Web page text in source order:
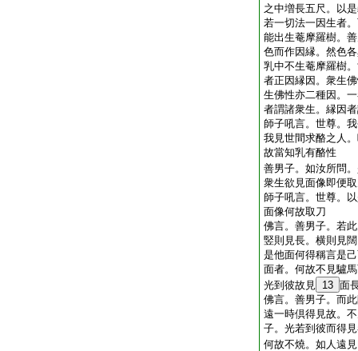
之中増長五尺。以
若一切法一因生者
能出生菴摩羅樹。
色而作因縁。然色
乳中不生菴摩羅樹
者正因縁因。衆生
生佛性亦二種因。
者謂諸衆生。縁因
師子吼言。世尊。
我見世間求酪之人
故當知乳有酪性
善男子。如汝所問
衆生欲見面像即便
師子吼言。世尊。
面像何故取刀
佛言。善男子。若
竪則見長。横則見
是他面何得稱言是
面者。何故不見驢
光到彼故見 13 面
佛言。善男子。而
遠一時倶得見故。
子。光若到彼而得
何故不燒。如人遠